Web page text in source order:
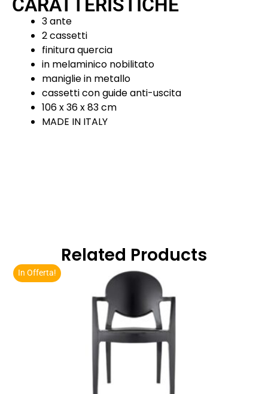
3 ante
2 cassetti
finitura quercia
in melaminico nobilitato
maniglie in metallo
cassetti con guide anti-uscita
106 x 36 x 83 cm
MADE IN ITALY
Related Products
In Offerta!